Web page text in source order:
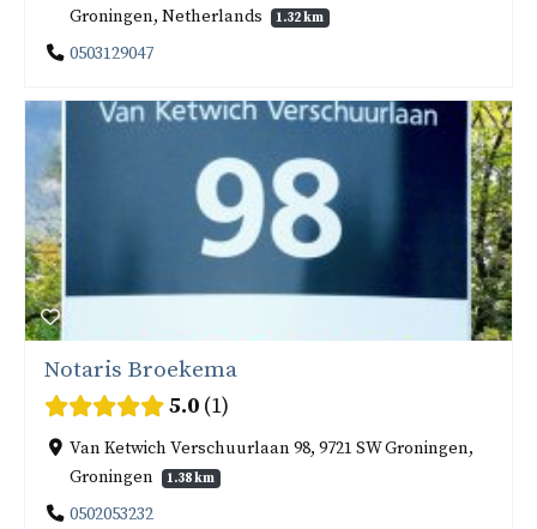
Groningen, Netherlands
1.32 km
0503129047
Notaris Broekema
5.0 1
Van Ketwich Verschuurlaan 98, 9721 SW Groningen,
Groningen
1.38 km
0502053232